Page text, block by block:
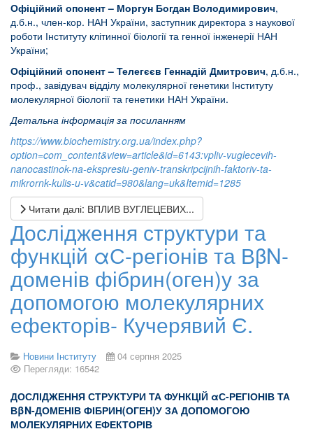
Офіційний опонент – Моргун Богдан Володимирович,
д.б.н., член-кор. НАН України, заступник директора з наукової
роботи Інституту клітинної біології та генної інженерії НАН
України;
Офіційний опонент – Телегєєв Геннадій Дмитрович, д.б.н.,
проф., завідувач відділу молекулярної генетики Інституту
молекулярної біології та генетики НАН України.
Детальна інформація за посиланням
https://www.biochemistry.org.ua/index.php?
option=com_content&view=article&id=6143:vpliv-vuglecevih-
nanocastinok-na-ekspresiu-geniv-transkripcijnih-faktoriv-ta-
mikrornk-kulis-u-v&catid=980&lang=uk&Itemid=1285
Читати далі: ВПЛИВ ВУГЛЕЦЕВИХ...
Дослідження структури та
функцій αС-регіонів та ВβN-
доменів фібрин(оген)у за
допомогою молекулярних
ефекторів- Кучерявий Є.
Новини Інституту
04 серпня 2025
Перегляди: 16542
ДОСЛІДЖЕННЯ СТРУКТУРИ ТА ФУНКЦІЙ αС-РЕГІОНІВ ТА
ВβN-ДОМЕНІВ ФІБРИН(ОГЕН)У ЗА ДОПОМОГОЮ
МОЛЕКУЛЯРНИХ ЕФЕКТОРІВ